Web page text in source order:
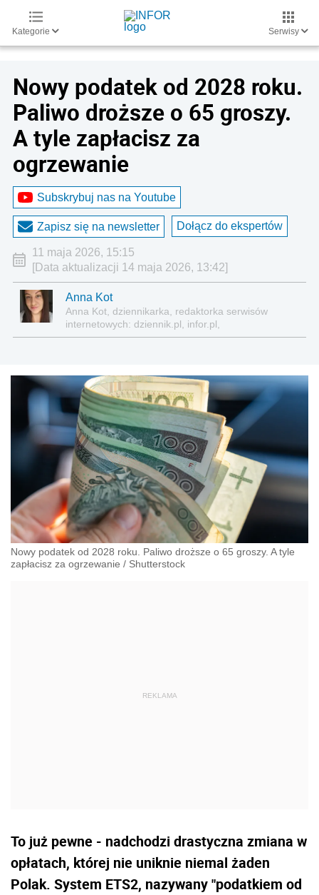
Kategorie Serwisy
Nowy podatek od 2028 roku.
Paliwo droższe o 65 groszy.
A tyle zapłacisz za
ogrzewanie
Subskrybuj nas na Youtube
Zapisz się na newsletter Dołącz do ekspertów
11 maja 2026, 15:15
[Data aktualizacji 14 maja 2026, 13:42]
Anna Kot
Anna Kot, dziennikarka, redaktorka serwisów
internetowych: dziennik.pl, infor.pl,
gazetaprawna.pl, forsal.pl
Nowy podatek od 2028 roku. Paliwo droższe o 65 groszy. A tyle
zapłacisz za ogrzewanie / Shutterstock
To już pewne - nadchodzi drastyczna zmiana w
opłatach, której nie uniknie niemal żaden
Polak. System ETS2, nazywany "podatkiem od